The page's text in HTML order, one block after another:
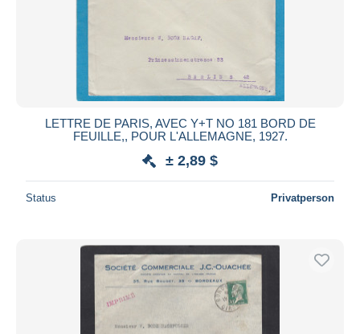
LETTRE DE PARIS, AVEC Y+T NO 181 BORD DE
FEUILLE,, POUR L'ALLEMAGNE, 1927.
± 2,89 $
Status Privatperson